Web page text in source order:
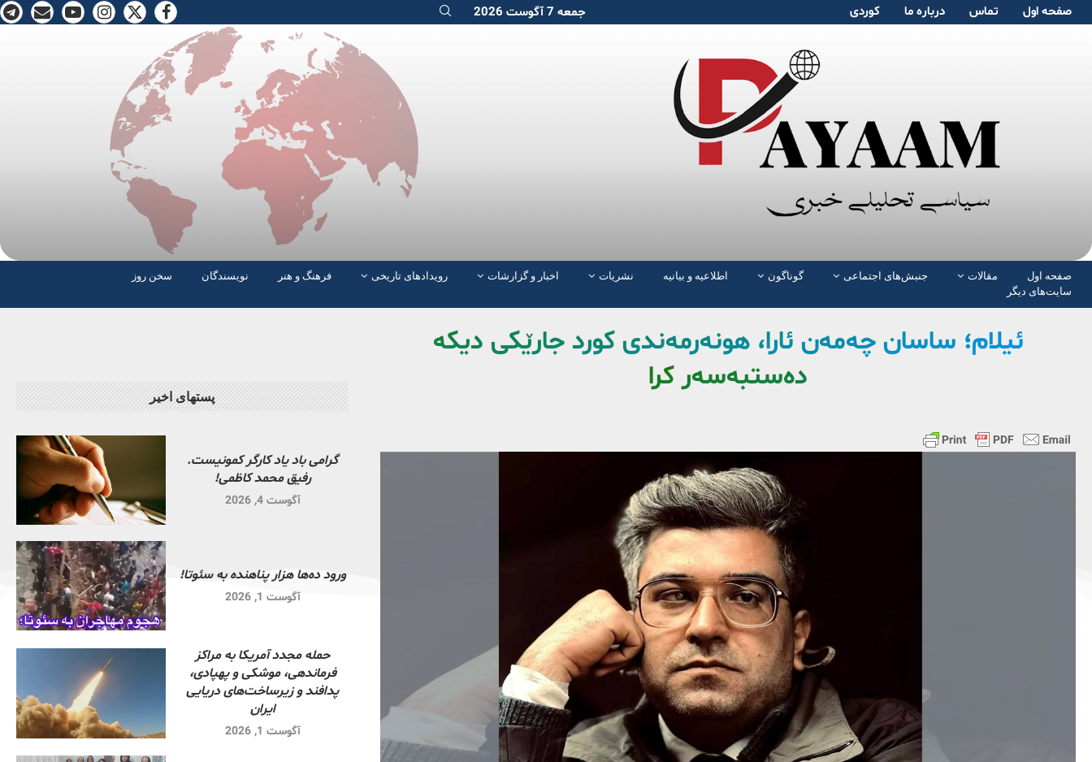
صفحە اول تماس دربارە ما کوردی جمعه 7 آگوست 2026
صفحە اول مقالات جنبش‌های اجتماعی گوناگون اطلاعیه و بیانیه نشریات اخبار و گزارشات رویدادهای تاریخی فرهنگ و هنر نویسندگان
سخن روز
سایت‌های دیگر
ئیلام؛ ساسان چەمەن ئارا، هونەرمەندی کورد جارێکی دیکە
دەستبەسەر کرا
پستهای اخیر
گرامی باد یاد کارگر کمونیست.
رفیق محمد کاظمی!
آگوست 4, 2026
ورود ده‌ها هزار پناهنده به سئوتا!
آگوست 1, 2026
حمله مجدد آمریکا به مراکز
فرماندهی، موشکی و پهپادی،
پدافند و زیرساخت‌های دریایی
ایران
آگوست 1, 2026